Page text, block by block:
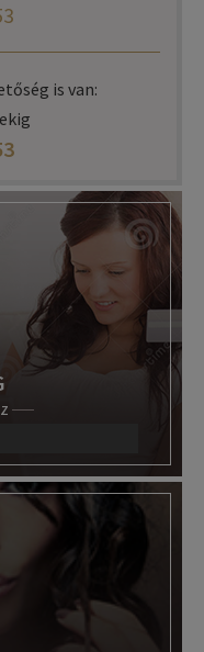
is van: